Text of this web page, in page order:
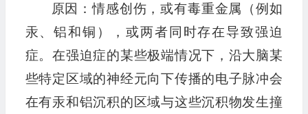
原因：情感创伤，或有毒重金属（例如
汞、铝和铜），或两者同时存在导致强迫
症。在强迫症的某些极端情况下，沿大脑某
些特定区域的神经元向下传播的电子脉冲会
在有汞和铝沉积的区域与这些沉积物发生撞